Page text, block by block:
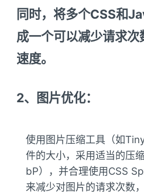
同时，将多个CSS和
成一个可以减少请求
速度。
2、图片优化：
使用图片压缩工具（如
件的大小，采用适当的压
bP），并合理使用CSS
来减少对图片的请求次数